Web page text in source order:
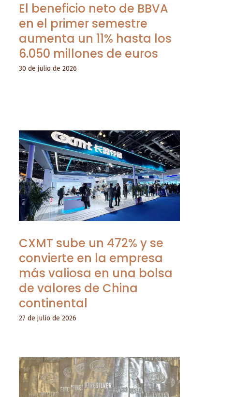
El beneficio neto de BBVA
en el primer semestre
aumenta un 11% hasta los
6.050 millones de euros
30 de julio de 2026
CXMT sube un 472% y se
convierte en la empresa
más valiosa en una bolsa
de valores de China
continental
27 de julio de 2026